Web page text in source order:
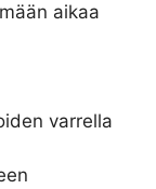
aikaa
varrella